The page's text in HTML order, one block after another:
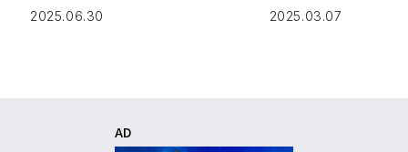
よう。まるで、仙人のような存在
2025.06.30
をご存じだろうか？
2025.03.07
AD